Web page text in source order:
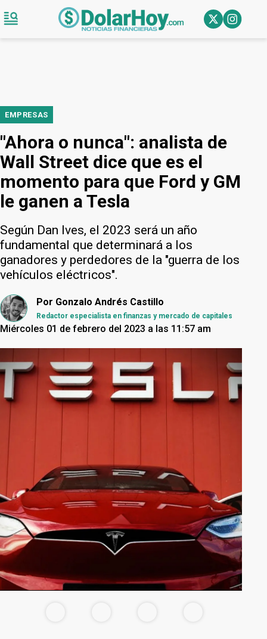
EMPRESAS
"Ahora o nunca": analista de
Wall Street dice que es el
momento para que Ford y GM
le ganen a Tesla
Según Dan Ives, el 2023 será un año
fundamental que determinará a los
ganadores y perdedores de la "guerra de los
vehículos eléctricos".
Por Gonzalo Andrés Castillo
Redactor especialista en finanzas y mercado de capitales
Miércoles 01 de febrero del 2023 a las 11:57 am